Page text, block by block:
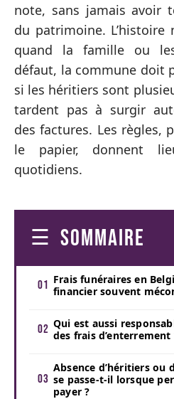
note, sans jamais avoir
du patrimoine. L’histoire
quand la famille ou
défaut, la commune doit
si les héritiers sont
tardent pas à surgir
des factures. Les règles,
le papier, donnent
quotidiens.
SOMMAIRE
Frais funéraires en
financier souvent
Qui est aussi
des frais d’enterrement
Absence d’héritiers ou
se passe-t-il lorsque
payer ?